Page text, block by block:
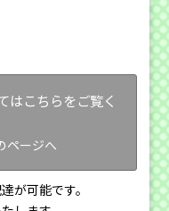
はこちらをご覧く
ページへ
が可能です。